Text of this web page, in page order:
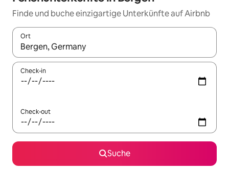
Finde und buche einzigartige Unterkünfte auf Airbnb
Ort
Wenn Ergebnisse verfügbar sind, navigiere mit den
Check-in
Check-out
Suche